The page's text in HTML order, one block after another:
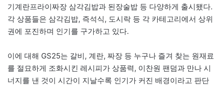
기계란프라이짜장 삼각김밥과 된장술밥 등 다양하게 출시됐다.
각 상품들은 삼각김밥, 즉석식, 도시락 등 각 카테고리에서 상위
권에 포진하며 인기를 구가하고 있다.
이에 대해 GS25는 갈비, 계란, 짜장 등 누구나 즐겨 찾는 원재료
를 절묘하게 조화시킨 레시피가 상품력, 이찬원 팬덤과 만나 시
너지를 낸 것이 시간이 지날수록 인기가 커진 배경이라고 판단